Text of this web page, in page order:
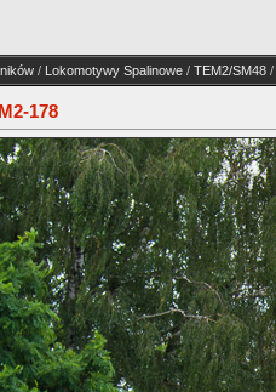
/ Lokomotywy Spalinowe / TEM2/SM48 /
178